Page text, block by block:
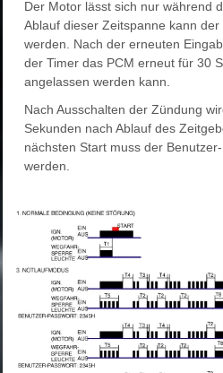
Der Motor lässt sich nur während
Ablauf dieser Zeitspanne kann
werden. Nach der erneuten
der Timer das PCM erneut für 30
angelassen werden kann.
Nach Ausschalten der Zündung
Sekunden nach Ablauf des
nächsten Start muss der
werden.